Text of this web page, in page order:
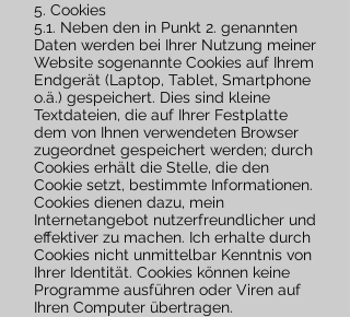
5. Cookies
5.1. Neben den in Punkt 2. genannten
Daten werden bei Ihrer Nutzung meiner
Website sogenannte Cookies auf Ihrem
Endgerät (Laptop, Tablet, Smartphone
o.ä.) gespeichert. Dies sind kleine
Textdateien, die auf Ihrer Festplatte
dem von Ihnen verwendeten Browser
zugeordnet gespeichert werden; durch
Cookies erhält die Stelle, die den
Cookie setzt, bestimmte Informationen.
Cookies dienen dazu, mein
Internetangebot nutzerfreundlicher und
effektiver zu machen. Ich erhalte durch
Cookies nicht unmittelbar Kenntnis von
Ihrer Identität. Cookies können keine
Programme ausführen oder Viren auf
Ihren Computer übertragen.